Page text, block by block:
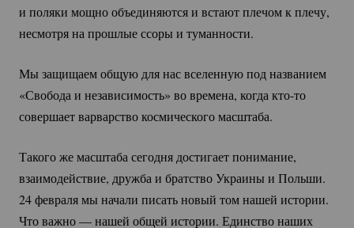
и поляки мощно объединяются и встают плечом к плечу,
несмотря на прошлые ссоры и туманности.
Мы защищаем общую для нас вселенную под названием
«Свобода и независимость» во времена, когдакто-то
совершает варварство космического масштаба.
Такого же масштаба сегодня достигает понимание,
взаимодействие, дружба и братство Украины и Польши.
24 февраля мы начали писать новый том нашей истории.
Что важно — нашей общей истории. Единство наших